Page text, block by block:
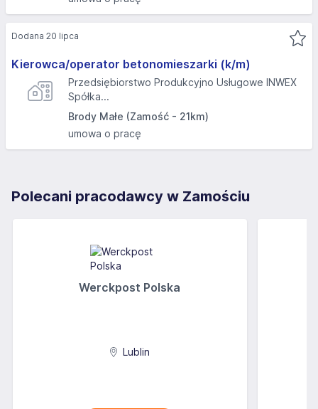
Kierowca/operator betonomieszarki (k/m)
Przedsiębiorstwo Produkcyjno Usługowe INWEX
Spółka...
Brody Małe (Zamość - 21km)
umowa o pracę
Dodana 20 lipca
Polecani pracodawcy w Zamościu
Werckpost Polska
Lublin